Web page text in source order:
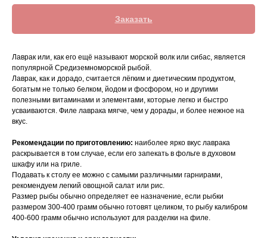
Заказать
Лаврак или, как его ещё называют морской волк или сибас, является
популярной Средиземноморской рыбой.
Лаврак, как и дорадо, считается лёгким и диетическим продуктом,
богатым не только белком, йодом и фосфором, но и другими
полезными витаминами и элементами, которые легко и быстро
усваиваются. Филе лаврака мягче, чем у дорады, и более нежное на
вкус.
Рекомендации по приготовлению: наиболее ярко вкус лаврака
раскрывается в том случае, если его запекать в фольге в духовом
шкафу или на гриле.
Подавать к столу ее можно с самыми различными гарнирами,
рекомендуем легкий овощной салат или рис.
Размер рыбы обычно определяет ее назначение, если рыбки
размером 300-400 грамм обычно готовят целиком, то рыбу калибром
400-600 грамм обычно используют для разделки на филе.